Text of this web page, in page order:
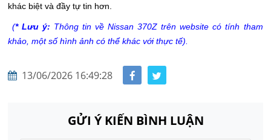
khác biệt và đầy tự tin hơn.
(* Lưu ý: Thông tin về Nissan 370Z trên website có tính tham
khảo, một số hình ảnh có thể khác với thực tế).
13/06/2026 16:49:28
GỬI Ý KIẾN BÌNH LUẬN